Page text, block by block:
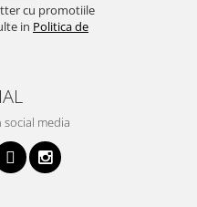
cu promotiile
in Politica de
social media